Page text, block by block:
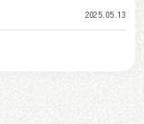
2025.05.13